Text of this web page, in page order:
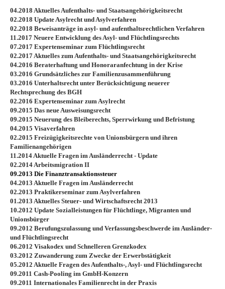
04.2018 Aktuelles Aufenthalts- und Staatsangehörigkeitsrecht
02.2018 Update Asylrecht und Asylverfahren
02.2018 Beweisanträge in asyl- und aufenthaltsrechtlichen Verfahren
11.2017 Neuere Entwicklung des Asyl- und Flüchtlingsrechts
07.2017 Expertenseminar zum Flüchtlingsrecht
02.2017 Aktuelles zum Aufenthalts- und Staatsangehörigkeitsrecht
04.2016 Beraterhaftung und Honoraranfechtung in der Krise
03.2016 Grundsätzliches zur Familienzusammenführung
03.2016 Unterhaltsrecht unter Berücksichtigung neuerer
Rechtsprechung des BGH
02.2016 Expertenseminar zum Asylrecht
09.2015 Das neue Ausweisungsrecht
09.2015 Neuerung des Bleiberechts, Sperrwirkung und Befristung
04.2015 Visaverfahren
02.2015 Freizügigkeitsrechte von Unionsbürgern und ihren
Familienangehörigen
11.2014 Aktuelle Fragen im Ausländerrecht - Update
02.2014 Arbeitsmigration II
09.2013 Die Finanztransaktionssteuer
04.2013 Aktuelle Fragen im Ausländerrecht
02.2013 Praktikerseminar zum Asylverfahren
01.2013 Aktuelles Steuer- und Wirtschaftsrecht 2013
10.2012 Update Sozialleistungen für Flüchtlinge, Migranten und
Unionsbürger
09.2012 Berufungszulassung und Verfassungsbeschwerde im Ausländer-
und Flüchtlingsrecht
06.2012 Visakodex und Schnelleren Grenzkodex
03.2012 Zuwanderung zum Zwecke der Erwerbstätigkeit
05.2012 Aktuelle Fragen des Aufenthalts-, Asyl- und Flüchtlingsrecht
09.2011 Cash-Pooling im GmbH-Konzern
09.2011 Internationales Familienrecht in der Praxis